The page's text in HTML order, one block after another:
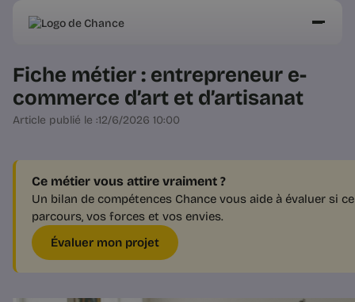
Fiche métier : entrepreneur e-
commerce d’art et d’artisanat
Article publié le :12/6/2026 10:00
Ce métier vous attire vraiment ?
Un bilan de compétences Chance vous aide à évaluer si
parcours, vos forces et vos envies.
Évaluer mon projet